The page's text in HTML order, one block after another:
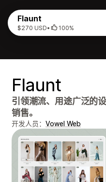
Flaunt
$270 USD• 100%
Flaunt
引领潮流、用途广泛的
销售。
开发人员： Vowel Web